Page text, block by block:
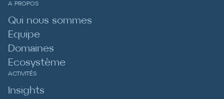
A PROPOS
Qui nous sommes
Equipe
Domaines
Ecosystème
ACTIVITÉS
Insights